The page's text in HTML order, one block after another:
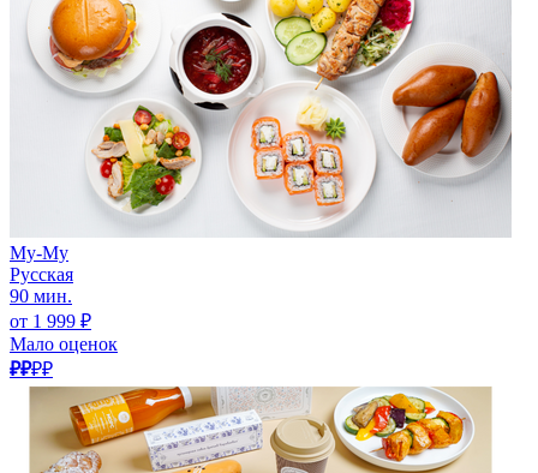
Му-Му
Русская
90 мин.
от 1 999 ₽
Мало оценок
₽₽₽₽